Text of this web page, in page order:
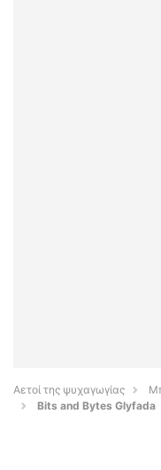
Αετοί της ψυχαγωγίας
Bits and Bytes Glyfada